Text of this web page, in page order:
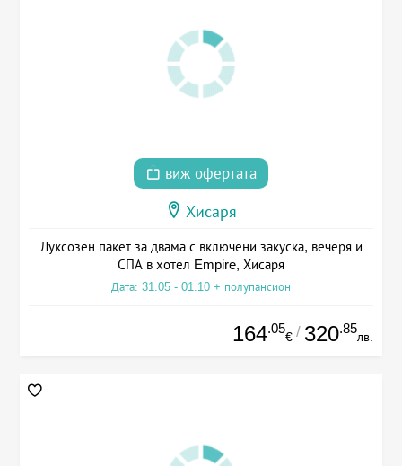
виж офертата
Хисаря
Луксозен пакет за двама с включени закуска, вечеря и
СПА в хотел Empire, Хисаря
Дата: 31.05 - 01.10 + полупансион
164.05
€ / 320.85
лв.